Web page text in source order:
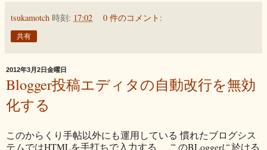
tsukamotch 時刻: 17:02 0 件のコメント:
共有
2012年3月2日金曜日
Blogger投稿エディタの自動改行を無効
化する
このからくり手帖以外にも運用している 慣れたブログシス
テムではHTMLを手打ちで入力する、 このBLoggerに於ける